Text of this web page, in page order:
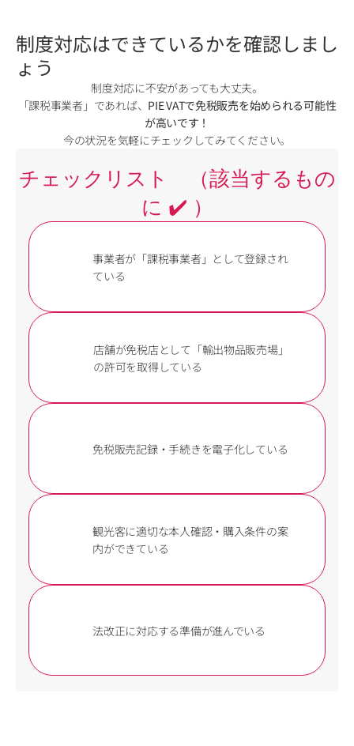
制度対応はできているかを確認しまし
ょう
制度対応に不安があっても大丈夫。
「課税事業者」であれば、 PIE VATで免税販売を始められる可能性
が高いです！
今の状況を気軽にチェックしてみてください。
チェックリスト　（該当するもの
に ✔️ ）
事業者が「課税事業者」として登録され
ている
店舗が免税店として「輸出物品販売場」
の許可を取得している
免税販売記録・手続きを電子化している
観光客に適切な本人確認・購入条件の案
内ができている
法改正に対応する準備が進んでいる